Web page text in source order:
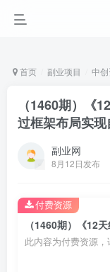
首页 副业项目 中
（1460期）《
过框架布局实现
副业网
8月12日发布
此内容为付费资源
付费资源